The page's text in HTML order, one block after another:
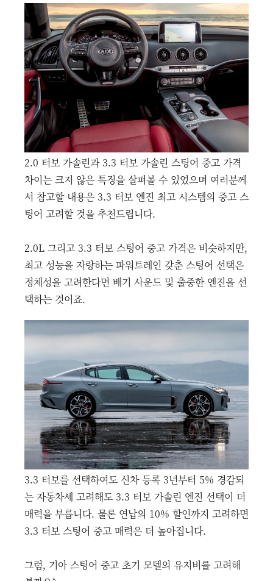
2.0 터보 가솔린과 3.3 터보 가솔린 스팅어 중고 가격
차이는 크지 않은 특징을 살펴볼 수 있었으며 여러분께
서 참고할 내용은 3.3 터보 엔진 최고 시스템의 중고 스
팅어 고려할 것을 추천드립니다.
2.0L 그리고 3.3 터보 스팅어 중고 가격은 비슷하지만,
최고 성능을 자랑하는 파워트레인 갖춘 스팅어 선택은
정체성을 고려한다면 배기 사운드 및 출중한 엔진을 선
택하는 것이죠.
3.3 터보를 선택하여도 신차 등록 3년부터 5% 경감되
는 자동차세 고려해도 3.3 터보 가솔린 엔진 선택이 더
매력을 부릅니다. 물론 연납의 10% 할인까지 고려하면
3.3 터보 스팅어 중고 매력은 더 높아집니다.
그럼, 기아 스팅어 중고 초기 모델의 유지비를 고려해